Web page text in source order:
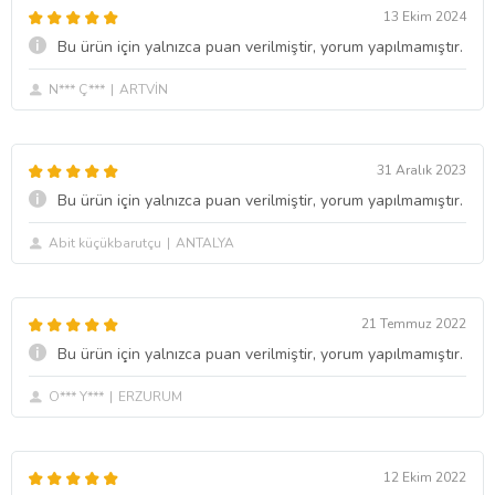
13 Ekim 2024
Bu ürün için yalnızca puan verilmiştir, yorum yapılmamıştır.
N*** Ç*** ARTVİN
31 Aralık 2023
Bu ürün için yalnızca puan verilmiştir, yorum yapılmamıştır.
Abit küçükbarutçu ANTALYA
21 Temmuz 2022
Bu ürün için yalnızca puan verilmiştir, yorum yapılmamıştır.
O*** Y*** ERZURUM
12 Ekim 2022